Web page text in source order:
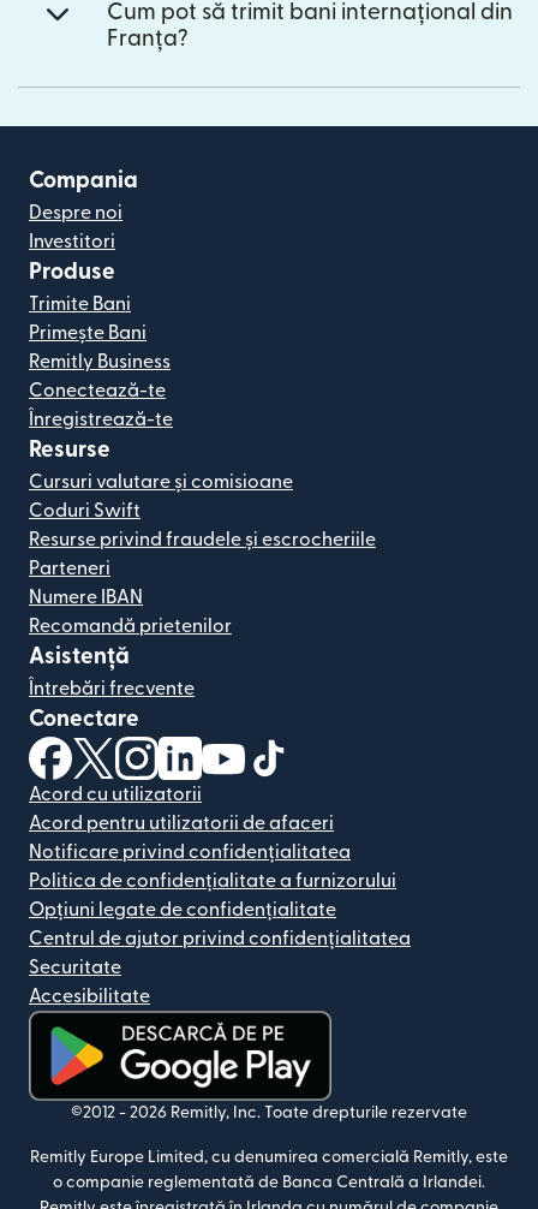
Cum pot să trimit bani internațional din
Franța?
Compania
Despre noi
Investitori
Produse
Trimite Bani
Primește Bani
Remitly Business
Conectează-te
Înregistrează-te
Resurse
Cursuri valutare și comisioane
Coduri Swift
Resurse privind fraudele și escrocheriile
Parteneri
Numere IBAN
Recomandă prietenilor
Asistență
Întrebări frecvente
Conectare
(se deschide într-o fereastră nouă)
(se deschide într-o fereastră nouă)
(se deschide într-o fereastră nouă)
(se deschide într-o fereastră nouă)
(se deschide într-o fereastră
Acord cu utilizatorii
Acord pentru utilizatorii de afaceri
Notificare privind confidențialitatea
Politica de confidențialitate a furnizorului
Opțiuni legate de confidențialitate
Centrul de ajutor privind confidențialitatea
Securitate
Accesibilitate
(se deschide într-o fereastră nouă)
©2012 - 2026 Remitly, Inc. Toate drepturile rezervate
Remitly Europe Limited, cu denumirea comercială Remitly, este
o companie reglementată de Banca Centrală a Irlandei.